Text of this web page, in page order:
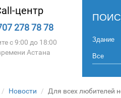
центр
278 78 78
с 9:00 до 18:00
Астана
Здание
Новости Для всех любителей